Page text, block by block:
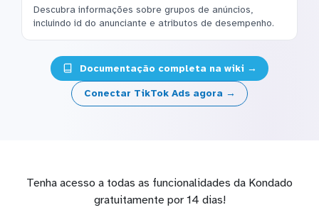
Descubra informações sobre grupos de anúncios,
incluindo id do anunciante e atributos de desempenho.
Documentação completa na wiki →
Conectar TikTok Ads agora →
Tenha acesso a todas as funcionalidades da Kondado
gratuitamente por 14 dias!